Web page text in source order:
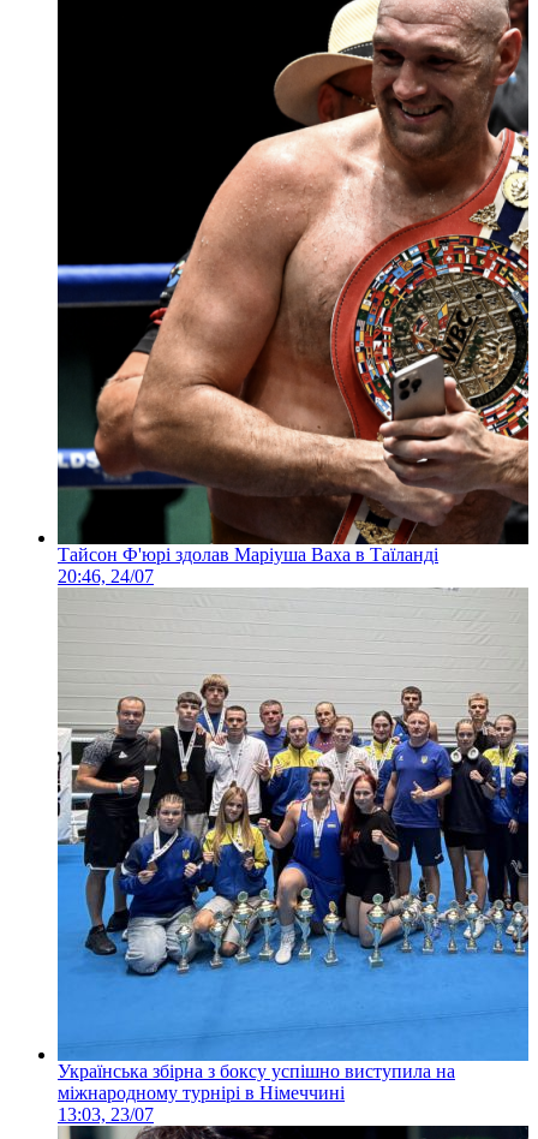
Тайсон Ф'юрі здолав Маріуша Ваха в Таїланді
20:46, 24/07
Українська збірна з боксу успішно виступила на
міжнародному турнірі в Німеччині
13:03, 23/07